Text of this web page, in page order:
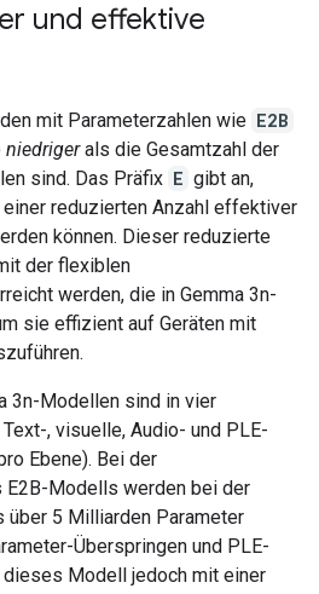
und effektive
mit Parameterzahlen wie E2B
niedrigerals die Gesamtzahl der
sind. Das Präfix E gibt an,
reduzierten Anzahl effektiver
können. Dieser reduzierte
der flexiblen
werden, die in Gemma 3n-
sie effizient auf Geräten mit
3n-Modellen sind in vier
, visuelle, Audio- und PLE-
Ebene). Bei der
E2B-Modells werden bei der
5 Milliarden Parameter
Überspringen und PLE-
dieses Modell jedoch mit einer